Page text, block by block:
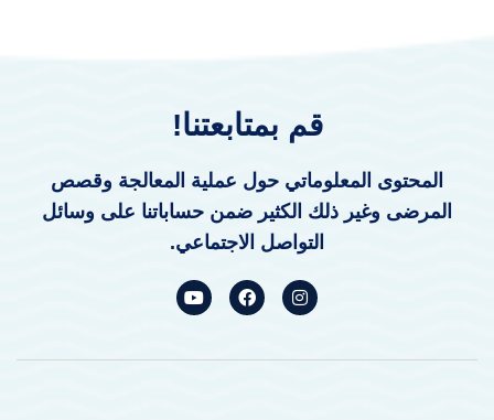
قم بمتابعتنا!
المحتوى المعلوماتي حول عملية المعالجة وقصص
المرضى وغير ذلك الكثير ضمن حساباتنا على وسائل
التواصل الاجتماعي.